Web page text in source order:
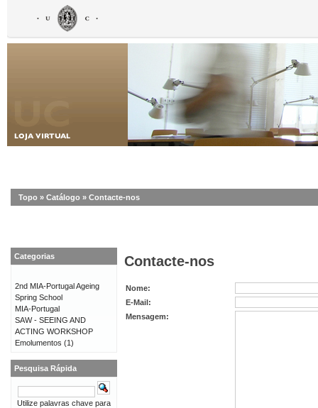
Topo » Catálogo » Contacte-nos
Contacte-nos
Nome:
E-Mail:
Mensagem:
Categorias
2nd MIA-Portugal Ageing
Spring School
MIA-Portugal
SAW - SEEING AND
ACTING WORKSHOP
Emolumentos (1)
Pesquisa Rápida
Utilize palavras chave para